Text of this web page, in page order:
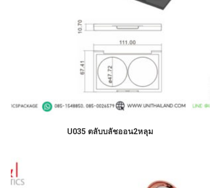
U035 ตลับบลัชออน2หลุม